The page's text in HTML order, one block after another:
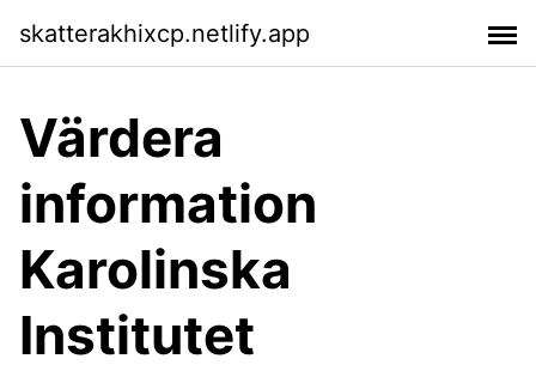
skatterakhixcp.netlify.app
Värdera
information
Karolinska
Institutet